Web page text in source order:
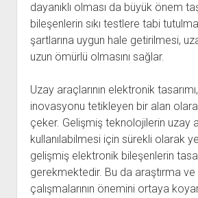
dayanıklı olması da büyük önem
bileşenlerin sıkı testlere tabi
şartlarına uygun hale getirilmesi,
uzun ömürlü olmasını sağlar.
Uzay araçlarının elektronik
inovasyonu tetikleyen bir alan
çeker. Gelişmiş teknolojilerin uzay
kullanılabilmesi için sürekli olarak
gelişmiş elektronik bileşenlerin
gerekmektedir. Bu da araştırma
çalışmalarının önemini ortaya